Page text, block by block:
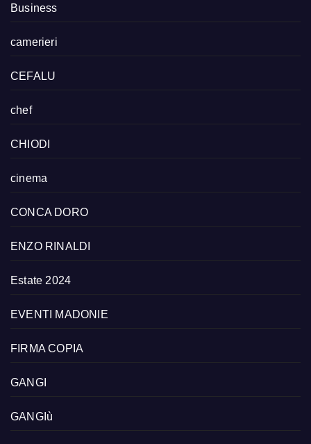
Business
camerieri
CEFALU
chef
CHIODI
cinema
CONCA DORO
ENZO RINALDI
Estate 2024
EVENTI MADONIE
FIRMA COPIA
GANGI
GANGIù